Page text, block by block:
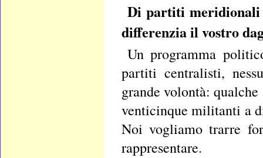
Di partiti meridionali
differenzia il vostro
Un programma
partiti centralisti,
grande volontà:
venticinque militanti a
Noi vogliamo trarre
rappresentare.